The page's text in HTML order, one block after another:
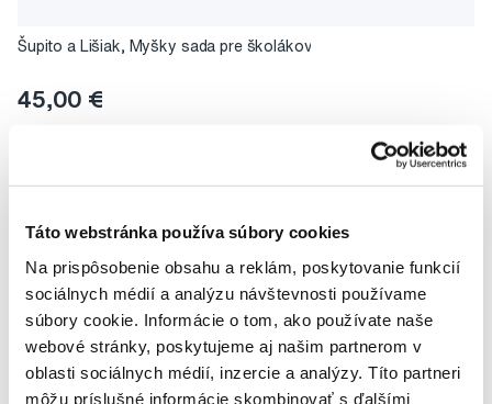
Táto webstránka používa súbory cookies
Na prispôsobenie obsahu a reklám, poskytovanie funkcií
sociálnych médií a analýzu návštevnosti používame
súbory cookie. Informácie o tom, ako používate naše
webové stránky, poskytujeme aj našim partnerom v
oblasti sociálnych médií, inzercie a analýzy. Títo partneri
môžu príslušné informácie skombinovať s ďalšími
Šupito a Lišiak, Myšky sada pre školákov
45,00 €